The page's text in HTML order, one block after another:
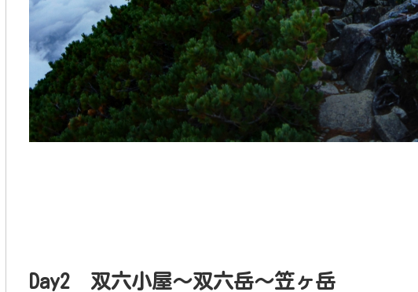
Day2 双六小屋～双六岳～笠ヶ岳